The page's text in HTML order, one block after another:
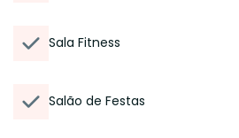
Sala Fitness
Salão de Festas